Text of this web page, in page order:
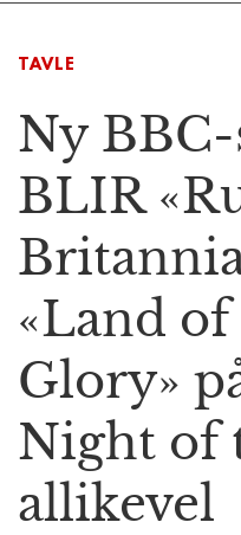
TAVLE
Ny
BLIR
«Land
Glory»
Night of
allikevel